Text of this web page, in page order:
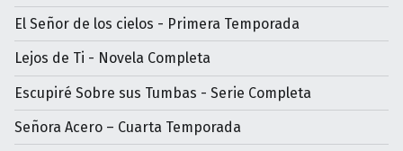
El Señor de los cielos - Primera Temporada
Lejos de Ti - Novela Completa
Escupiré Sobre sus Tumbas - Serie Completa
Señora Acero – Cuarta Temporada